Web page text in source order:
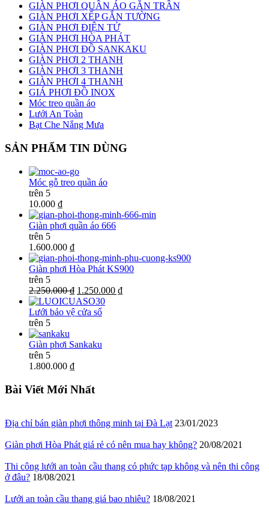
GIÀN PHƠI QUẦN ÁO GẮN TRẦN
GIÀN PHƠI XẾP GẮN TƯỜNG
GIÀN PHƠI ĐIỆN TỬ
GIÀN PHƠI HÒA PHÁT
GIÀN PHƠI ĐỒ SANKAKU
GIÀN PHƠI 2 THANH
GIÀN PHƠI 3 THANH
GIÀN PHƠI 4 THANH
GIÁ PHƠI ĐỒ INOX
Móc treo quần áo
Lưới An Toàn
Bạt Che Nắng Mưa
SẢN PHẨM TIN DÙNG
Móc gỗ treo quần áo
trên 5
10.000 ₫
Giàn phơi quần áo 666
trên 5
1.600.000 ₫
Giàn phơi Hòa Phát KS900
trên 5
2.250.000 ₫ 1.250.000 ₫
Lưới bảo vệ cửa sổ
trên 5
Giàn phơi Sankaku
trên 5
1.800.000 ₫
Bài Viết Mới Nhất
Địa chỉ bán giàn phơi thông minh tại Đà Lạt 23/01/2023
Giàn phơi Hòa Phát giá rẻ có nên mua hay không? 20/08/2021
Thi công lưới an toàn cầu thang có phức tạp không và nên thi công
ở đâu? 18/08/2021
Lưới an toàn cầu thang giá bao nhiêu? 18/08/2021